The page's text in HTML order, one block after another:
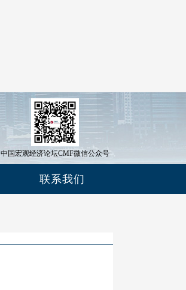
中国宏观经济论坛CMF微信公众号
联系我们